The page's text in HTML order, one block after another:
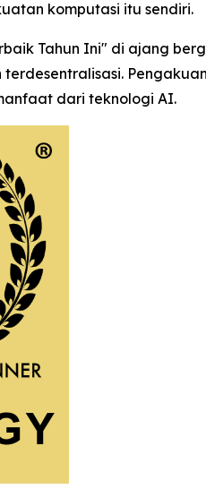
komputasi itu sendiri.
Tahun Ini" di ajang
dari teknologi AI.